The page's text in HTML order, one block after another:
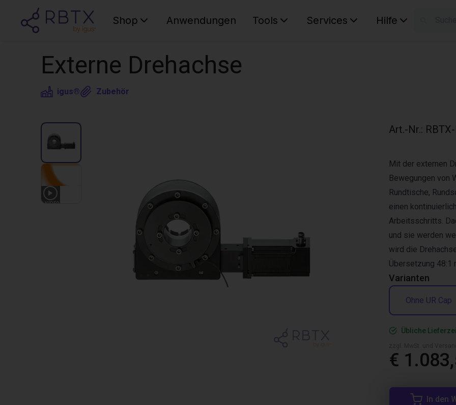
Shop Anwendungen Tools Services Hilfe
Externe Drehachse
igus® Zubehör
1 VIDEO
Art.-Nr.:
Varianten
Ohne UR Cap
Mit der externen
Bewegungen von
Rundtische,
einen
Arbeitsschritts.
und sie werden
wird die
Übersetzung 48:1
Übliche
€
In den